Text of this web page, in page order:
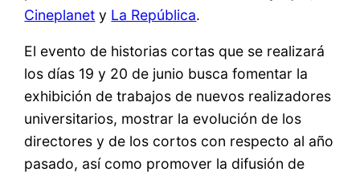
Cineplanet y La República.
El evento de historias cortas que se realizará
los días 19 y 20 de junio busca fomentar la
exhibición de trabajos de nuevos realizadores
universitarios, mostrar la evolución de los
directores y de los cortos con respecto al año
pasado, así como promover la difusión de